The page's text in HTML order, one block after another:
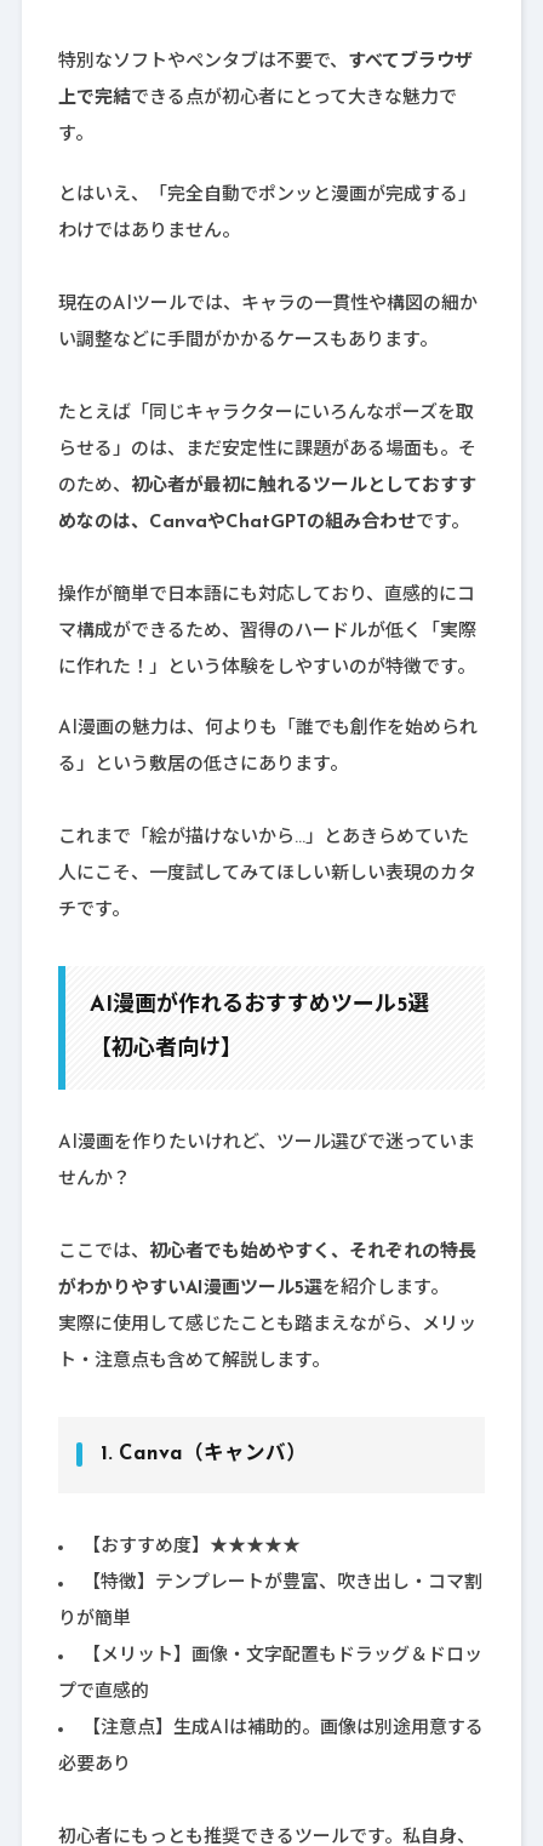
特別なソフトやペンタブは不要で、 すべてブラウザ
上で完結できる点が初心者にとって大きな魅力で
す。
とはいえ、「完全自動でポンッと漫画が完成する」
わけではありません。
現在のAIツールでは、キャラの一貫性や構図の細か
い調整などに手間がかかるケースもあります。
たとえば「同じキャラクターにいろんなポーズを取
らせる」のは、まだ安定性に課題がある場面も。そ
のため、 初心者が最初に触れるツールとしておすす
めなのは、CanvaやChatGPTの組み合わせです。
操作が簡単で日本語にも対応しており、直感的にコ
マ構成ができるため、習得のハードルが低く「実際
に作れた！」という体験をしやすいのが特徴です。
AI漫画の魅力は、何よりも「誰でも創作を始められ
る」という敷居の低さにあります。
これまで「絵が描けないから…」とあきらめていた
人にこそ、一度試してみてほしい新しい表現のカタ
チです。
AI漫画が作れるおすすめツール5選
【初心者向け】
AI漫画を作りたいけれど、ツール選びで迷っていま
せんか？
ここでは、 初心者でも始めやすく、それぞれの特長
がわかりやすいAI漫画ツール5選を紹介します。
実際に使用して感じたことも踏まえながら、メリッ
ト・注意点も含めて解説します。
1. Canva（キャンバ）
【おすすめ度】★★★★★
【特徴】テンプレートが豊富、吹き出し・コマ割
りが簡単
【メリット】画像・文字配置もドラッグ＆ドロッ
プで直感的
【注意点】生成AIは補助的。画像は別途用意する
必要あり
初心者にもっとも推奨できるツールです。私自身、